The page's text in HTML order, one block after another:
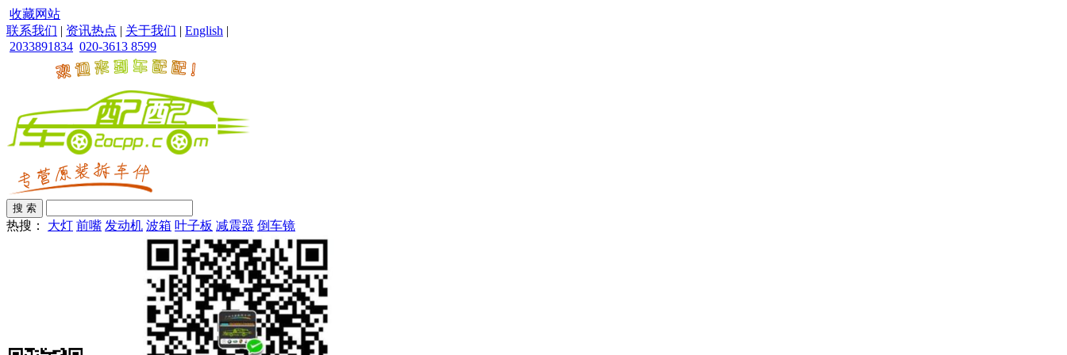
收藏网站
联系我们 | 资讯热点 | 关于我们 | English |
2033891834 020-3613 8599
热搜： 大灯 前嘴 发动机 波箱 叶子板 减震器 倒车镜